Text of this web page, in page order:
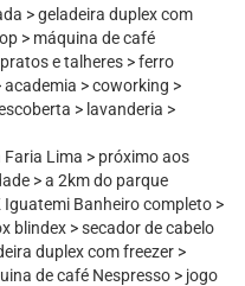
> geladeira duplex com
> máquina de café
e talheres > ferro
> coworking >
> lavanderia >
Lima > próximo aos
> a 2km do parque
Banheiro completo >
blindex > secador de cabelo
duplex com freezer >
de café Nespresso > jogo